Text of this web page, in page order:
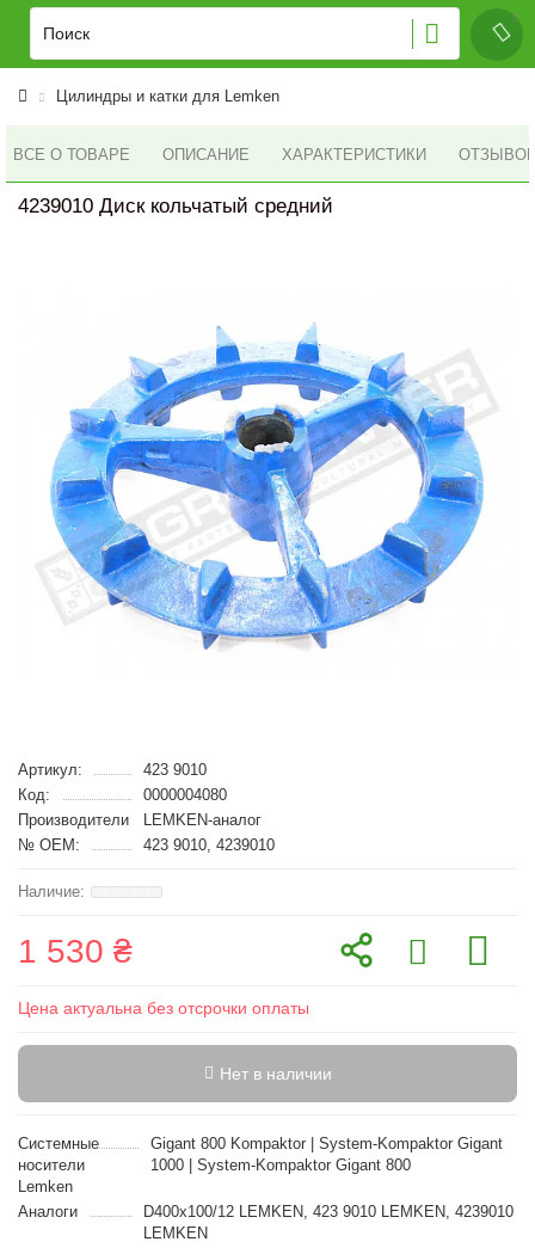
Цилиндры и катки для Lemken
ВСЕ О ТОВАРЕ ОПИСАНИЕ ХАРАКТЕРИСТИКИ ОТЗЫВОВ
4239010 Диск кольчатый средний
Артикул:
423 9010
Код:
0000004080
Производители
LEMKEN-аналог
№ OEM:
423 9010, 4239010
1 530 ₴
Цена актуальна без отсрочки оплаты
Нет в наличии
Cистемные
носители
Lemken
Gigant 800 Kompaktor | System-Kompaktor Gigant
1000 | System-Kompaktor Gigant 800
Аналоги
D400x100/12 LEMKEN, 423 9010 LEMKEN, 4239010
LEMKEN